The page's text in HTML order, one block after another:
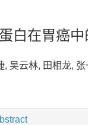
白在胃癌
, 吴云林, 田相龙,